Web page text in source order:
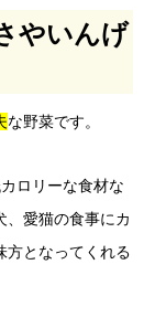
やいんげ
な野菜です。
ロリーな食材な
、愛猫の食事にカ
方となってくれる